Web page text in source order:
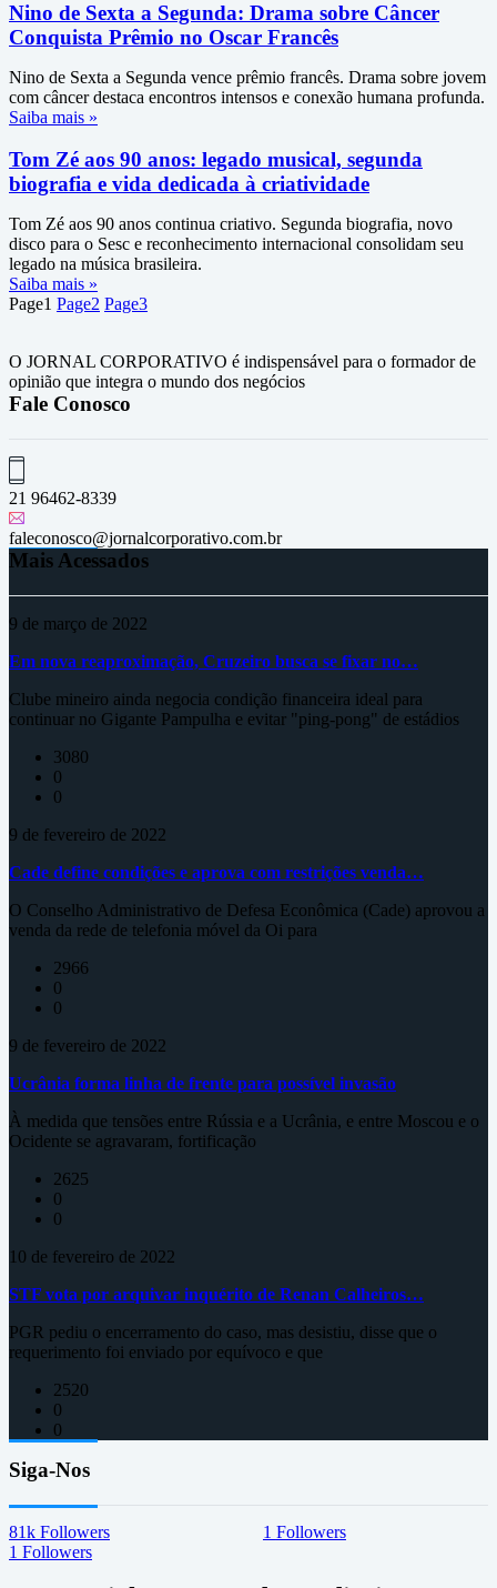
Nino de Sexta a Segunda: Drama sobre Câncer
Conquista Prêmio no Oscar Francês
Nino de Sexta a Segunda vence prêmio francês. Drama sobre jovem
com câncer destaca encontros intensos e conexão humana profunda.
Saiba mais »
Tom Zé aos 90 anos: legado musical, segunda
biografia e vida dedicada à criatividade
Tom Zé aos 90 anos continua criativo. Segunda biografia, novo
disco para o Sesc e reconhecimento internacional consolidam seu
legado na música brasileira.
Saiba mais »
Page1 Page2 Page3
O JORNAL CORPORATIVO é indispensável para o formador de
opinião que integra o mundo dos negócios
Fale Conosco
21 96462-8339
faleconosco@jornalcorporativo.com.br
Mais Acessados
9 de março de 2022
Em nova reaproximação, Cruzeiro busca se fixar no…
Clube mineiro ainda negocia condição financeira ideal para
continuar no Gigante Pampulha e evitar "ping-pong" de estádios
3080
0
0
9 de fevereiro de 2022
Cade define condições e aprova com restrições venda…
O Conselho Administrativo de Defesa Econômica (Cade) aprovou a
venda da rede de telefonia móvel da Oi para
2966
0
0
9 de fevereiro de 2022
Ucrânia forma linha de frente para possível invasão
À medida que tensões entre Rússia e a Ucrânia, e entre Moscou e o
Ocidente se agravaram, fortificação
2625
0
0
10 de fevereiro de 2022
STF vota por arquivar inquérito de Renan Calheiros…
PGR pediu o encerramento do caso, mas desistiu, disse que o
requerimento foi enviado por equívoco e que
2520
0
0
Siga-Nos
81k Followers 1 Followers
1 Followers